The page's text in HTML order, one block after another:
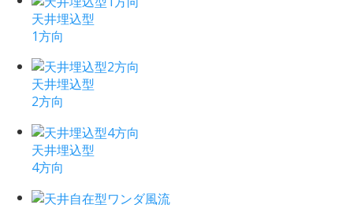
天井埋込型
1方向
天井埋込型
2方向
天井埋込型
4方向